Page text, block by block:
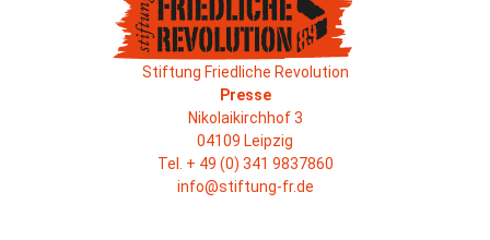
Stiftung Friedliche Revolution
Presse
Nikolaikirchhof 3
04109 Leipzig
Tel. + 49 (0) 341 9837860
info@stiftung-fr.de